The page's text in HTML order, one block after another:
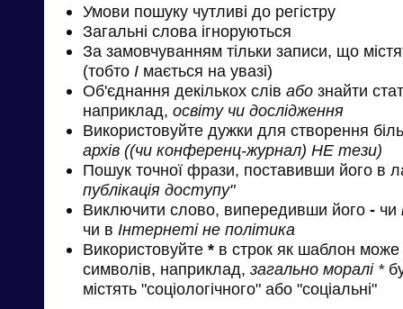
Умови пошуку чутливі до регістру
Загальні слова ігноруються
За замовчуванням тільки записи, що
(тобто І мається на увазі)
Об'єднання декількох слів або знайти
наприклад, освіту чи дослідження
Використовуйте дужки для створення
архів ((чи конференц-журнал) НЕ тези)
Пошук точної фрази, поставивши його в
публікація доступу"
Виключити слово, випередивши його - чи
чи в Інтернеті не політика
Використовуйте * в строк як шаблон може
символів, наприклад, загально моралі *
містять "соціологічного" або "соціальні"